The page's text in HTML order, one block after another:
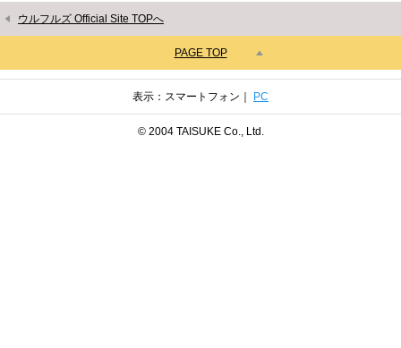
ウルフルズ Official Site TOPへ
PAGE TOP
表示：スマートフォン｜ PC
© 2004 TAISUKE Co., Ltd.